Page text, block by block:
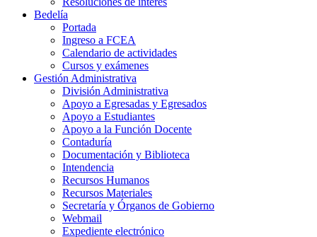
Bedelía
Portada
Ingreso a FCEA
Calendario de actividades
Cursos y exámenes
Gestión Administrativa
División Administrativa
Apoyo a Egresadas y Egresados
Apoyo a Estudiantes
Apoyo a la Función Docente
Contaduría
Documentación y Biblioteca
Intendencia
Recursos Humanos
Recursos Materiales
Secretaría y Órganos de Gobierno
Webmail
Expediente electrónico